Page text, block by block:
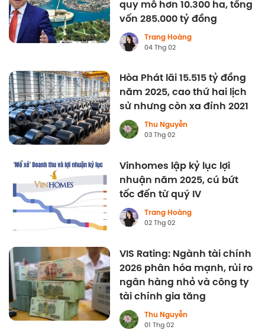
quy mô hơn 10.300 ha, tổng
vốn 285.000 tỷ đồng
Trang Hoàng
04 Thg 02
Hòa Phát lãi 15.515 tỷ đồng
năm 2025, cao thứ hai lịch
sử nhưng còn xa đỉnh 2021
Thu Nguyễn
03 Thg 02
Vinhomes lập kỷ lục lợi
nhuận năm 2025, cú bứt
tốc đến từ quý IV
Trang Hoàng
02 Thg 02
VIS Rating: Ngành tài chính
2026 phân hóa mạnh, rủi ro
ngân hàng nhỏ và công ty
tài chính gia tăng
Thu Nguyễn
01 Thg 02